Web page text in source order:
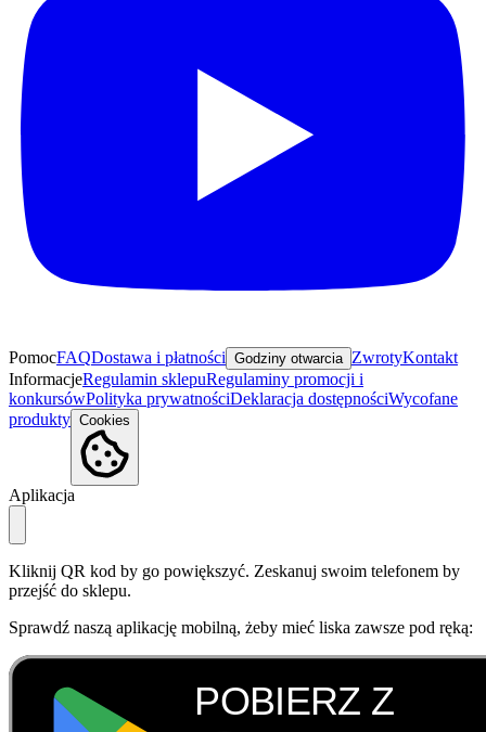
PomocFAQDostawa i płatności Godziny otwarcia ZwrotyKontakt
InformacjeRegulamin sklepuRegulaminy promocji i
konkursówPolityka prywatnościDeklaracja dostępnościWycofane
produkty Cookies
Aplikacja
Kliknij QR kod by go powiększyć. Zeskanuj swoim telefonem by
przejść do sklepu.
Sprawdź naszą aplikację mobilną, żeby mieć liska zawsze pod ręką: